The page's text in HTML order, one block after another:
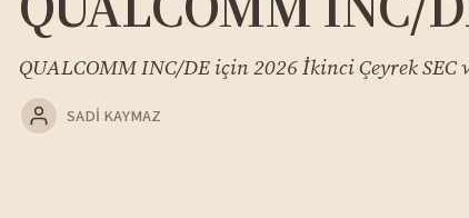
QUALCOMM INC/DE için 2026 İkinci Çeyrek SEC
SADI KAYMAZ